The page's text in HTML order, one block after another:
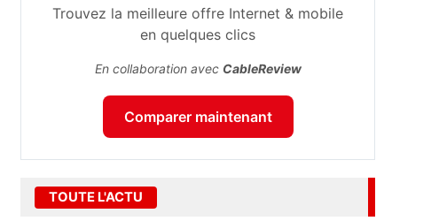
Trouvez la meilleure offre Internet & mobile
en quelques clics
En collaboration avec CableReview
Comparer maintenant
TOUTE L'ACTU